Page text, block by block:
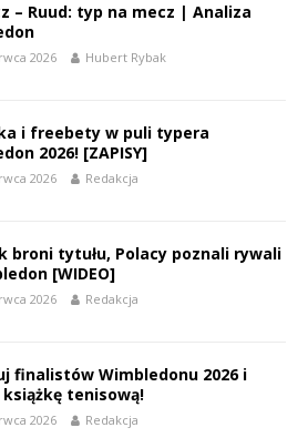
– Ruud: typ na mecz | Analiza
2026 Hubert Rybak
i freebety w puli typera
2026! [ZAPISY]
2026 Redakcja
broni tytułu, Polacy poznali rywali
[WIDEO]
2026 Redakcja
finalistów Wimbledonu 2026 i
tenisową!
2026 Redakcja